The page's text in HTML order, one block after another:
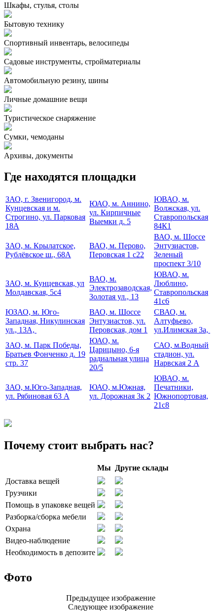
Шкафы, стулья, столы
Бытовую технику
Спортивный инвентарь, велосипеды
Садовые инструменты, стройматериалы
Автомобильную резину, шины
Личные домашние вещи
Туристическое снаряжение
Сумки, чемоданы
Архивы, документы
Где находятся площадки
ЗАО, г. Звенигород, м.
Кунцевская и м.
Строгино, ул. Парковая
18А
ЮАО, м. Аннино,
ул. Кирпичные
Выемки д. 5
ЮВАО, м.
Волжская, ул.
Ставропольская
84К1
ЗАО, м. Крылатское,
Рублёвское ш., 68А
ВАО, м. Перово,
Перовская 1 с22
ВАО, м. Шоссе
Энтузиастов,
Зеленый
проспект 3/10
ЗАО, м. Кунцевская, ул
Молдавская, 5с4
ВАО, м.
Электрозаводская,
Золотая ул., 13
ЮВАО, м.
Люблино,
Ставропольская
41с6
ЮЗАО, м. Юго-
Западная, Никулинская
ул., 13А,
ВАО, м. Шоссе
Энтузиастов, ул.
Перовская, дом 1
СВАО, м.
Алтуфьево,
ул.Илимская 3а,
ЗАО, м. Парк Победы,
Братьев Фонченко д. 19
стр. 37
ЮАО, м.
Царицыно, 6-я
радиальная улица
20/5
САО, м.Водный
стадион, ул.
Нарвская 2 А
ЗАО, м.Юго-Западная,
ул. Рябиновая 63 А
ЮАО, м.Южная,
ул. Дорожная 3к 2
ЮВАО, м.
Печатники,
Южнопортовая,
21с8
Почему стоит выбрать нас?
Мы
Другие склады
Доставка вещей
Грузчики
Помощь в упаковке вещей
Разборка/сборка мебели
Охрана
Видео-наблюдение
Необходимость в депозите
Фото
Предыдущее изображение
Следующее изображение